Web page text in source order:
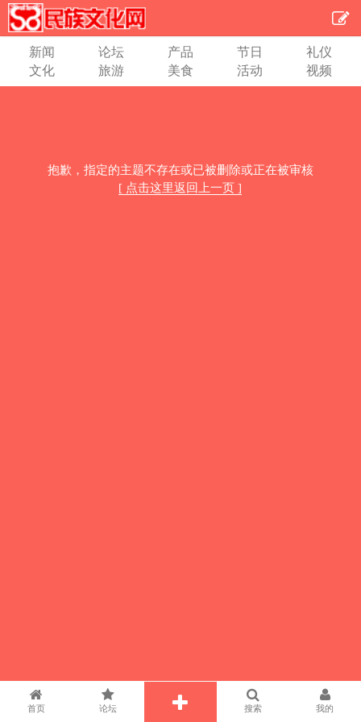
新闻 论坛 产品 节日
礼仪
文化
旅游 美食 活动 视频
抱歉，指定的主题不存在或已被删除或正在被审核
[ 点击这里返回上一页 ]
首页 论坛 搜索 我的